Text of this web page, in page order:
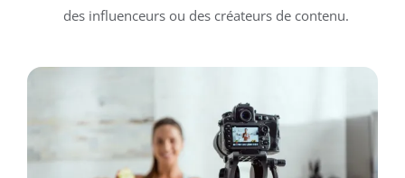
des influenceurs ou des créateurs de contenu.